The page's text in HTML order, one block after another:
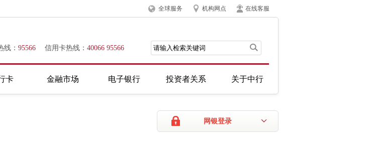
全球服务 机构网点 在线客服
线： 95566 信用卡热线： 40066 95566
卡 金融市场 电子银行 投资者关系 关于中行
网银登录